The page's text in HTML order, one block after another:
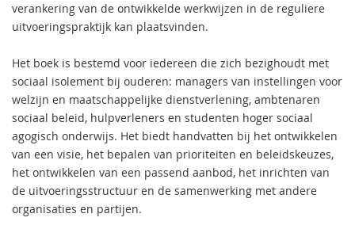
verankering van de ontwikkelde werkwijzen in de reguliere
uitvoeringspraktijk kan plaatsvinden.
Het boek is bestemd voor iedereen die zich bezighoudt met
sociaal isolement bij ouderen: managers van instellingen voor
welzijn en maatschappelijke dienstverlening, ambtenaren
sociaal beleid, hulpverleners en studenten hoger sociaal
agogisch onderwijs. Het biedt handvatten bij het ontwikkelen
van een visie, het bepalen van prioriteiten en beleidskeuzes,
het ontwikkelen van een passend aanbod, het inrichten van
de uitvoeringsstructuur en de samenwerking met andere
organisaties en partijen.